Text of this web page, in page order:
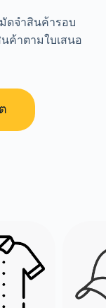
ดจำสินค้ารอบ
ค้าตามใบเสนอ